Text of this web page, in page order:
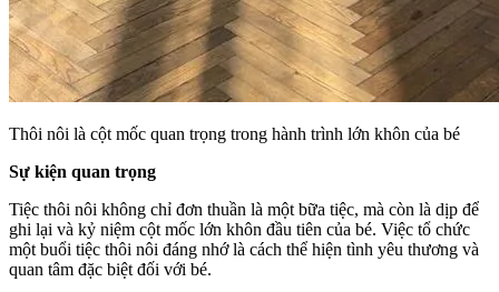
Thôi nôi là cột mốc quan trọng trong hành trình lớn khôn của bé
Sự kiện quan trọng
Tiệc thôi nôi không chỉ đơn thuần là một bữa tiệc, mà còn là dịp để
ghi lại và kỷ niệm cột mốc lớn khôn đầu tiên của bé. Việc tổ chức
một buổi tiệc thôi nôi đáng nhớ là cách thể hiện tình yêu thương và
quan tâm đặc biệt đối với bé.